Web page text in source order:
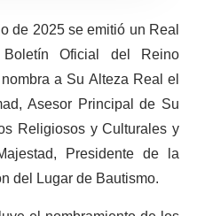
de 2025 se emitió un Real
Oficial del Reino
a Su Alteza Real el
Asesor Principal de Su
Religiosos y Culturales y
Presidente de la
del Lugar de Bautismo.